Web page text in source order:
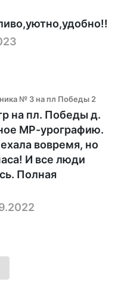
цикл, при
дал других
между
24 часов.
Вы можете
консультацию
результатам
№ 3 на пл Победы 2
на пл. Победы д.
МР-урографию.
вовремя, но
И все люди
Полная